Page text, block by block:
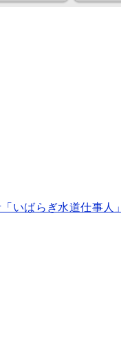
いばらぎ水道仕事人」